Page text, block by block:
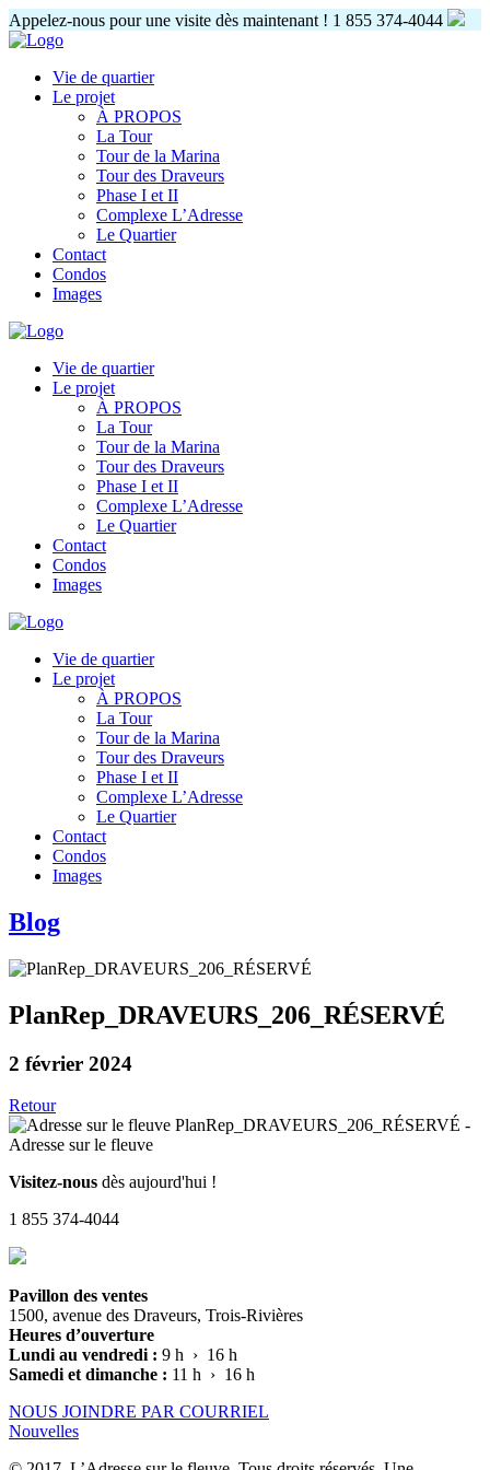
Appelez-nous pour une visite dès maintenant ! 1 855 374-4044
Vie de quartier
Le projet
À PROPOS
La Tour
Tour de la Marina
Tour des Draveurs
Phase I et II
Complexe L’Adresse
Le Quartier
Contact
Condos
Images
Vie de quartier
Le projet
À PROPOS
La Tour
Tour de la Marina
Tour des Draveurs
Phase I et II
Complexe L’Adresse
Le Quartier
Contact
Condos
Images
Vie de quartier
Le projet
À PROPOS
La Tour
Tour de la Marina
Tour des Draveurs
Phase I et II
Complexe L’Adresse
Le Quartier
Contact
Condos
Images
Blog
PlanRep_DRAVEURS_206_RÉSERVÉ
2 février 2024
Retour
Visitez-nous dès aujourd'hui !
1 855 374-4044
Pavillon des ventes
1500, avenue des Draveurs, Trois-Rivières
Heures d’ouverture
Lundi au vendredi : 9 h › 16 h
Samedi et dimanche : 11 h › 16 h
NOUS JOINDRE PAR COURRIEL
Nouvelles